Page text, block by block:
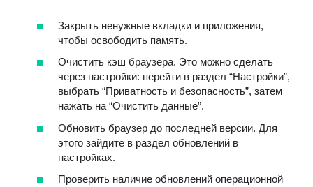
Закрыть ненужные вкладки и приложения,
чтобы освободить память.
Очистить кэш браузера. Это можно сделать
через настройки: перейти в раздел “Настройки”,
выбрать “Приватность и безопасность”, затем
нажать на “Очистить данные”.
Обновить браузер до последней версии. Для
этого зайдите в раздел обновлений в
настройках.
Проверить наличие обновлений операционной